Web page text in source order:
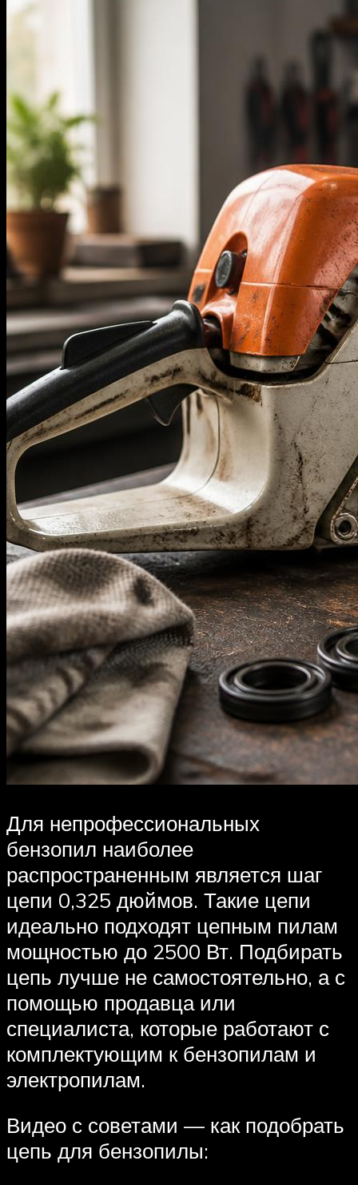
Для непрофессиональных
бензопил наиболее
распространенным является шаг
цепи 0,325 дюймов. Такие цепи
идеально подходят цепным пилам
мощностью до 2500 Вт. Подбирать
цепь лучше не самостоятельно, а с
помощью продавца или
специалиста, которые работают с
комплектующим к бензопилам и
электропилам.
Видео с советами — как подобрать
цепь для бензопилы: